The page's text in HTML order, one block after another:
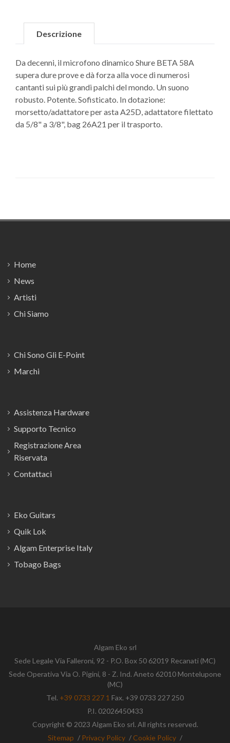
Descrizione
Da decenni, il microfono dinamico Shure BETA 58A
supera dure prove e dà forza alla voce di numerosi
cantanti sui più grandi palchi del mondo. Un suono
robusto. Potente. Sofisticato. In dotazione:
morsetto/adattatore per asta A25D, adattatore filettato
da 5/8" a 3/8", bag 26A21 per il trasporto.
Home
News
Artisti
Chi Siamo
Chi Sono Gli E-Point
Marchi
Assistenza Hardware
Supporto Tecnico
Registrazione Area
Riservata
Contattaci
Eko Guitars
Quik Lok
Algam Enterprise Italy
Tobago Bags
Algam Eko srl
Sede Legale Via Falleroni, 92 - P.O. Box 50 62019 Recanati (MC)
Sede Operativa Via O. Pigini, 8 - Z. Ind. Aneto 62010 Montelupone
(MC)
Tel. +39 0733 227 1 Fax. +39 0733 227 250
P.I. 02026450433
Copyright © 2023 Algam Eko srl. All rights reserved.
Sitemap / Privacy Policy / Cookie Policy /